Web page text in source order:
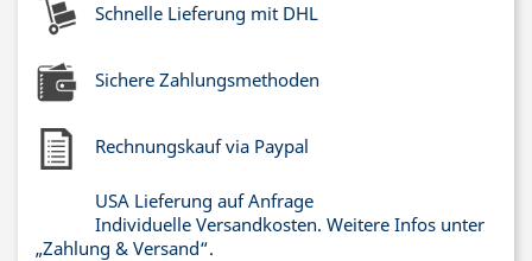
Schnelle Lieferung mit DHL
Sichere Zahlungsmethoden
Rechnungskauf via Paypal
USA Lieferung auf Anfrage
Individuelle Versandkosten. Weitere Infos unter
„Zahlung & Versand“.